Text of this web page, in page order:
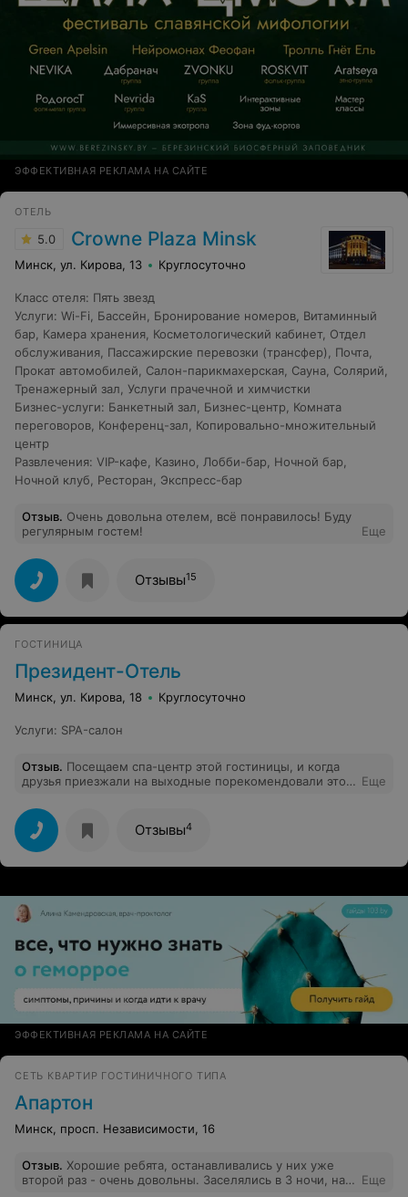
ЭФФЕКТИВНАЯ РЕКЛАМА НА САЙТЕ
ОТЕЛЬ
5.0 Crowne Plaza Minsk
Минск, ул. Кирова, 13 Круглосуточно
Класс отеля: Пять звезд
Услуги: Wi-Fi, Бассейн, Бронирование номеров, Витаминный
бар, Камера хранения, Косметологический кабинет, Отдел
обслуживания, Пассажирские перевозки (трансфер), Почта,
Прокат автомобилей, Салон-парикмахерская, Сауна, Солярий,
Тренажерный зал, Услуги прачечной и химчистки
Бизнес-услуги: Банкетный зал, Бизнес-центр, Комната
переговоров, Конференц-зал, Копировально-множительный
центр
Развлечения: VIP-кафе, Казино, Лобби-бар, Ночной бар,
Ночной клуб, Ресторан, Экспресс-бар
Отзыв. Очень довольна отелем, всё понравилось! Буду
регулярным гостем!
Еще
Отзывы15
ГОСТИНИЦА
Президент-Отель
Минск, ул. Кирова, 18 Круглосуточно
Услуги: SPA-салон
Отзыв. Посещаем спа-центр этой гостиницы, и когда
друзья приезжали на выходные порекомендовали этот
Встречались с ними и ужинали в одном из ресторанов.
Друзья остались довольны, и Минском, и гостиницей в
частности) сказали, приедут еще)
Еще
Отзывы4
ЭФФЕКТИВНАЯ РЕКЛАМА НА САЙТЕ
CЕТЬ КВАРТИР ГОСТИНИЧНОГО ТИПА
Апартон
Минск, просп. Независимости, 16
Отзыв. Хорошие ребята, останавливались у них уже
второй раз - очень довольны. Заселялись в 3 ночи, нас
Еще